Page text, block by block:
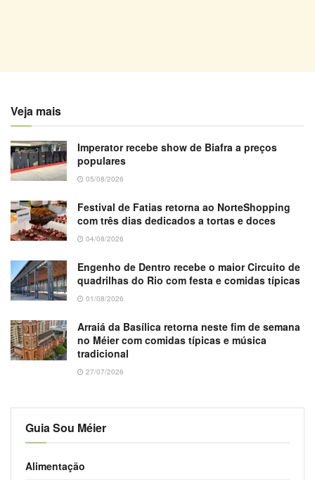
Veja mais
Imperator recebe show de Biafra a preços
populares
05/08/2026
Festival de Fatias retorna ao NorteShopping
com três dias dedicados a tortas e doces
04/08/2026
Engenho de Dentro recebe o maior Circuito de
quadrilhas do Rio com festa e comidas típicas
01/08/2026
Arraiá da Basílica retorna neste fim de semana
no Méier com comidas típicas e música
tradicional
27/07/2026
Guia Sou Méier
Alimentação